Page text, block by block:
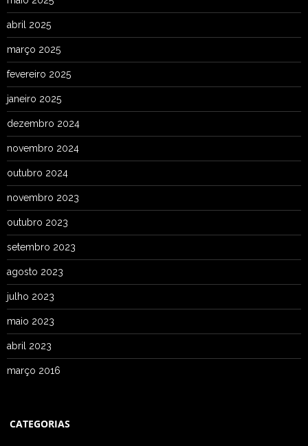
abril 2025
março 2025
fevereiro 2025
janeiro 2025
dezembro 2024
novembro 2024
outubro 2024
novembro 2023
outubro 2023
setembro 2023
agosto 2023
julho 2023
maio 2023
abril 2023
março 2016
CATEGORIAS